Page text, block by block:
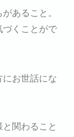
あること。
づくことがで
にお世話にな
関わること